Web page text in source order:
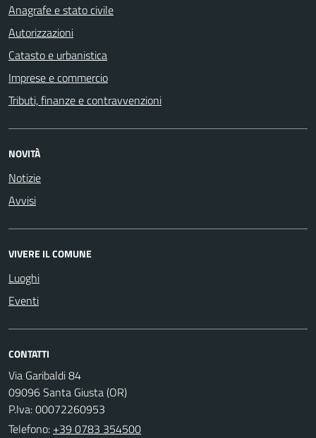
Anagrafe e stato civile
Autorizzazioni
Catasto e urbanistica
Imprese e commercio
Tributi, finanze e contravvenzioni
NOVITÀ
Notizie
Avvisi
VIVERE IL COMUNE
Luoghi
Eventi
CONTATTI
Via Garibaldi 84
09096 Santa Giusta (OR)
P.Iva: 00072260953
Telefono: +39 0783 354500